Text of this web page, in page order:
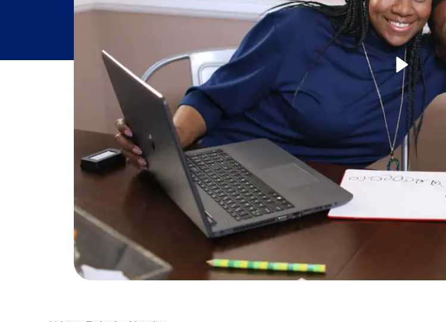
Reproducir
video